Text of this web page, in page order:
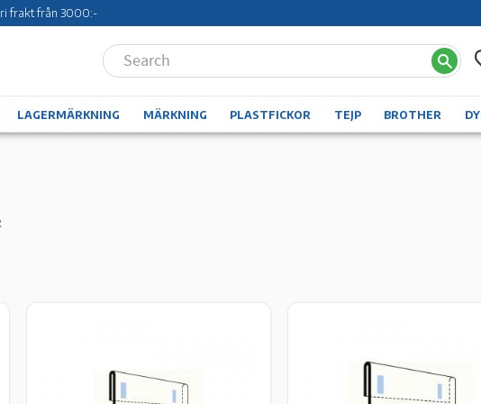
frakt från 3000:-
LAGERMÄRKNING MÄRKNING PLASTFICKOR TEJP BROTHER